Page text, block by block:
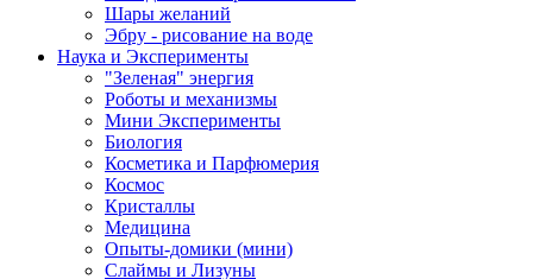
Шары желаний
Эбру - рисование на воде
Наука и Эксперименты
"Зеленая" энергия
Роботы и механизмы
Мини Эксперименты
Биология
Косметика и Парфюмерия
Космос
Кристаллы
Медицина
Опыты-домики (мини)
Слаймы и Лизуны